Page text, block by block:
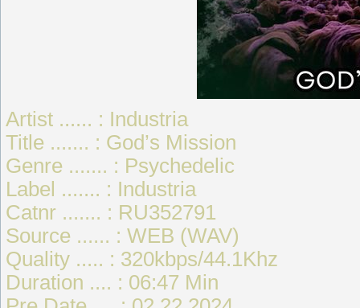
Artist ...... : Industria
Title ....... : God’s Mission
Genre ....... : Psychedelic
Label ....... : Industria
Catnr ....... : RU352791
Source ...... : WEB (WAV)
Quality ..... : 320kbps/44.1Khz
Duration .... : 06:47 Min